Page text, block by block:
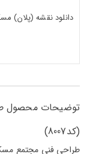
دانلود نقشه (پلان)
توضیحات محصول
(کد8007)
طراحی فنی مجتمع